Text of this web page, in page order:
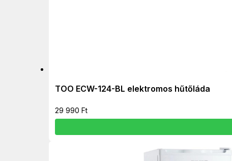
TOO ECW-124-BL elektromos hűtőláda
29 990 Ft